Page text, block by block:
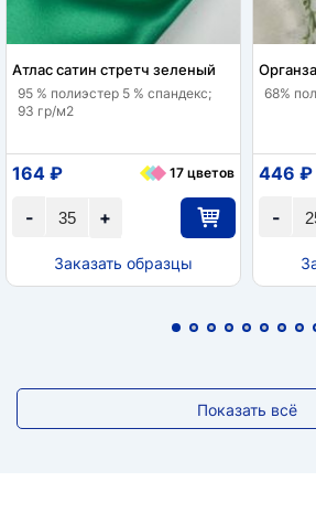
Атлас сатин стретч зеленый
95 % полиэстер 5 % спандекс;
93 гр/м2
+
-
164 ₽ 17 цветов
Заказать образцы
68%
-
446 ₽
Показать всё